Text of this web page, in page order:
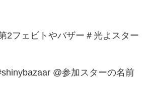
2フェビトやバザー＃光よスター
@参加スターの名前